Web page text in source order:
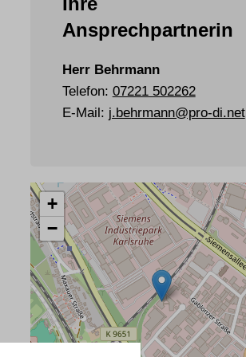
Ansprechpartnerin
Herr Behrmann
Telefon: 07221 502262
E-Mail: j.behrmann@pro-di.net
+
−